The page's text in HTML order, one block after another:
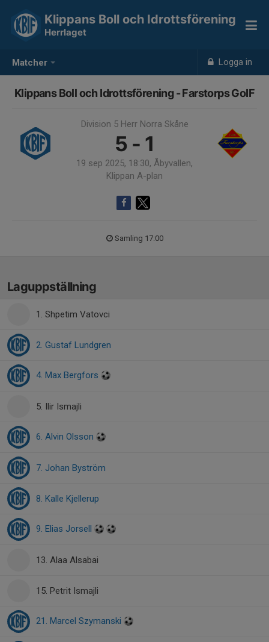
Matcher Logga in
Klippans Boll och Idrottsförening
Herrlaget
Klippans Boll och Idrottsförening - Farstorps GoIF
Division 5 Herr Norra Skåne
5 - 1
19 sep 2025, 18:30, Åbyvallen,
Klippan A-plan
Samling 17:00
Laguppställning
1. Shpetim Vatovci
2. Gustaf Lundgren
4. Max Bergfors
5. Ilir Ismajli
6. Alvin Olsson
7. Johan Byström
8. Kalle Kjellerup
9. Elias Jorsell
13. Alaa Alsabai
15. Petrit Ismajli
21. Marcel Szymanski